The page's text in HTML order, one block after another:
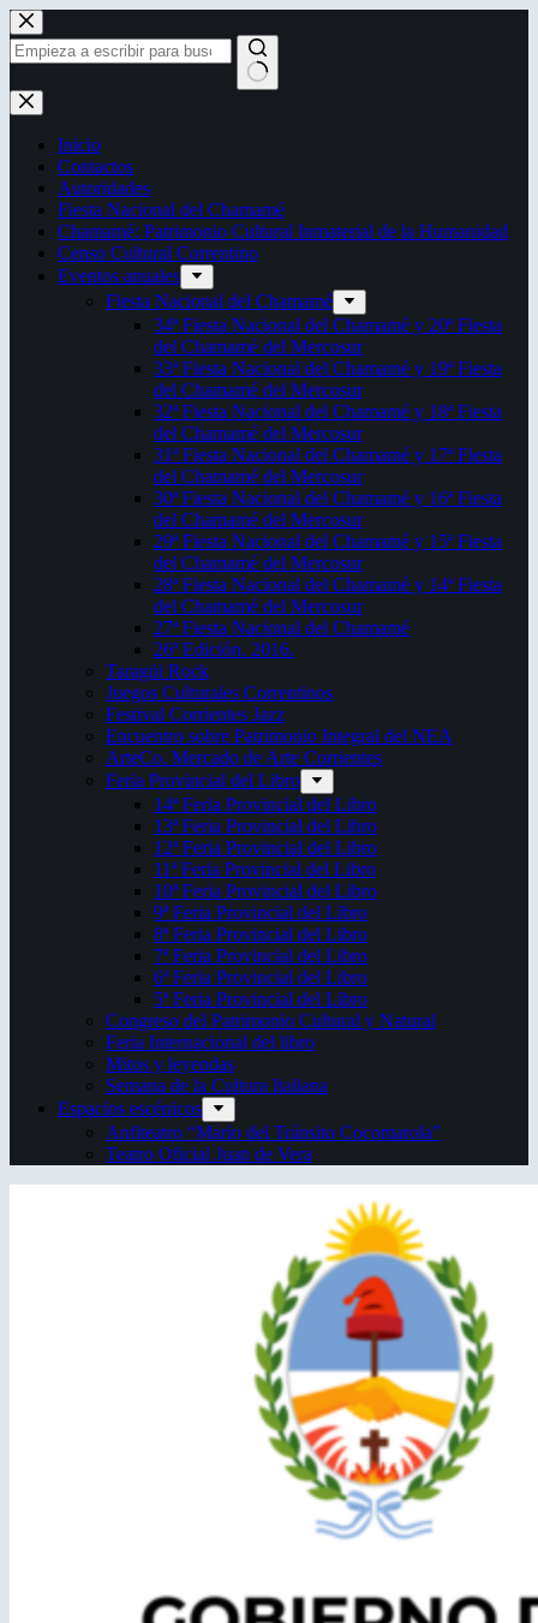
Saltar
al
contenido
Sin
resultados
Inicio
Contactos
Autoridades
Fiesta Nacional del Chamamé
Chamamé: Patrimonio Cultural Inmaterial de la Humanidad
Censo Cultural Correntino
Eventos anuales
Fiesta Nacional del Chamamé
34ª Fiesta Nacional del Chamamé y 20ª Fiesta
del Chamamé del Mercosur
33ª Fiesta Nacional del Chamamé y 19ª Fiesta
del Chamamé del Mercosur
32ª Fiesta Nacional del Chamamé y 18ª Fiesta
del Chamamé del Mercosur
31ª Fiesta Nacional del Chamamé y 17ª Fiesta
del Chamamé del Mercosur
30ª Fiesta Nacional del Chamamé y 16ª Fiesta
del Chamamé del Mercosur
29ª Fiesta Nacional del Chamamé y 15ª Fiesta
del Chamamé del Mercosur
28ª Fiesta Nacional del Chamamé y 14ª Fiesta
del Chamamé del Mercosur
27ª Fiesta Nacional del Chamamé
26ª Edición. 2016.
Taragüi Rock
Juegos Culturales Correntinos
Festival Corrientes Jazz
Encuentro sobre Patrimonio Integral del NEA
ArteCo. Mercado de Arte Corrientes
Feria Provincial del Libro
14ª Feria Provincial del Libro
13ª Feria Provincial del Libro
12ª Feria Provincial del Libro
11ª Feria Provincial del Libro
10ª Feria Provincial del Libro
9ª Feria Provincial del Libro
8ª Feria Provincial del Libro
7ª Feria Provincial del Libro
6ª Feria Provincial del Libro
5ª Feria Provincial del Libro
Congreso del Patrimonio Cultural y Natural
Feria Internacional del libro
Mitos y leyendas
Semana de la Cultura Italiana
Espacios escénicos
Anfiteatro “Mario del Tránsito Cocomarola”
Teatro Oficial Juan de Vera